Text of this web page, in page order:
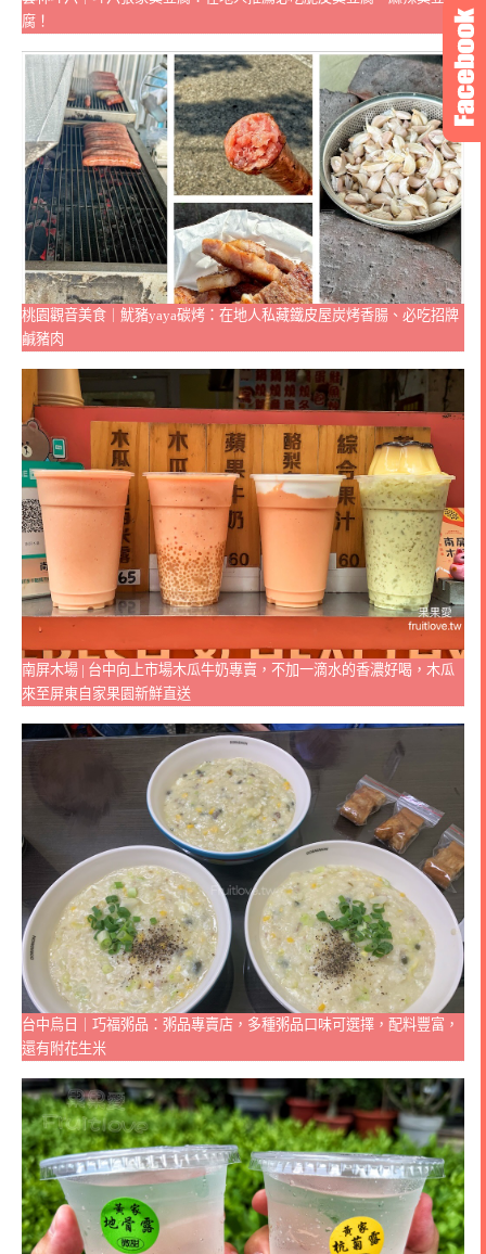
腐！
桃園觀音美食｜魷豬yaya碳烤：在地人私藏鐵皮屋炭烤香腸、必吃招牌
鹹豬肉
南屏木場 | 台中向上市場木瓜牛奶專賣，不加一滴水的香濃好喝，木瓜
來至屏東自家果園新鮮直送
台中烏日｜巧福粥品：粥品專賣店，多種粥品口味可選擇，配料豐富，
還有附花生米